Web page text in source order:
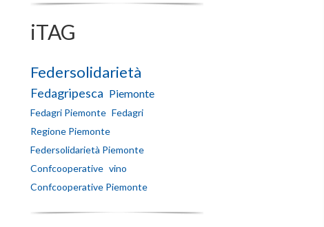
iTAG
Federsolidarietà
Fedagripesca Piemonte
Fedagri Piemonte Fedagri
Regione Piemonte
Federsolidarietà Piemonte
Confcooperative vino
Confcooperative Piemonte